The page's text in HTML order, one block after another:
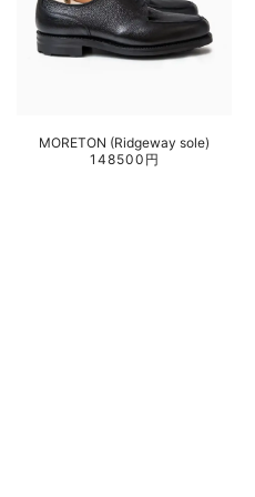
MORETON (Ridgeway sole)
148500円